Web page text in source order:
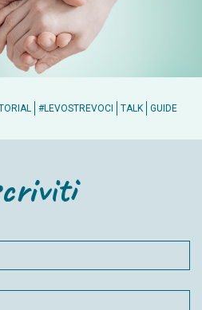
CONTATTI
#LEVOSTREVOCI TALK GUIDE